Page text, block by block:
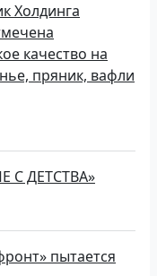
Холдинга
качество на
пряник, вафли
С ДЕТСТВА»
пытается